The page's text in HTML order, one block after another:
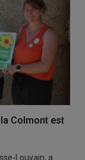
Colmont est
Louvain, a